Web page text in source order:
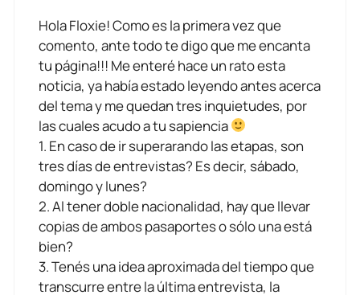
Hola Floxie! Como es la primera vez que
comento, ante todo te digo que me encanta
tu página!!! Me enteré hace un rato esta
noticia, ya había estado leyendo antes acerca
del tema y me quedan tres inquietudes, por
las cuales acudo a tu sapiencia
1. En caso de ir superarando las etapas, son
tres días de entrevistas? Es decir, sábado,
domingo y lunes?
2. Al tener doble nacionalidad, hay que llevar
copias de ambos pasaportes o sólo una está
bien?
3. Tenés una idea aproximada del tiempo que
transcurre entre la última entrevista, la